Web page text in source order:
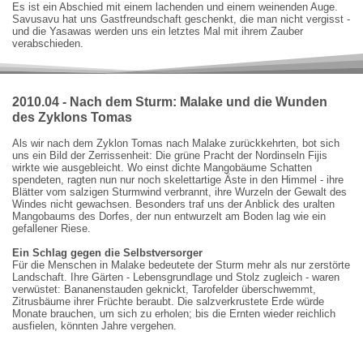
Es ist ein Abschied mit einem lachenden und einem weinenden Auge.
Savusavu hat uns Gastfreundschaft geschenkt, die man nicht vergisst -
und die Yasawas werden uns ein letztes Mal mit ihrem Zauber
verabschieden.
2010.04 - Nach dem Sturm: Malake und die Wunden
des Zyklons Tomas
Als wir nach dem Zyklon Tomas nach Malake zurückkehrten, bot sich
uns ein Bild der Zerrissenheit: Die grüne Pracht der Nordinseln Fijis
wirkte wie ausgebleicht. Wo einst dichte Mangobäume Schatten
spendeten, ragten nun nur noch skelettartige Äste in den Himmel - ihre
Blätter vom salzigen Sturmwind verbrannt, ihre Wurzeln der Gewalt des
Windes nicht gewachsen. Besonders traf uns der Anblick des uralten
Mangobaums des Dorfes, der nun entwurzelt am Boden lag wie ein
gefallener Riese.
Ein Schlag gegen die Selbstversorger
Für die Menschen in Malake bedeutete der Sturm mehr als nur zerstörte
Landschaft. Ihre Gärten - Lebensgrundlage und Stolz zugleich - waren
verwüstet: Bananenstauden geknickt, Tarofelder überschwemmt,
Zitrusbäume ihrer Früchte beraubt. Die salzverkrustete Erde würde
Monate brauchen, um sich zu erholen; bis die Ernten wieder reichlich
ausfielen, könnten Jahre vergehen.